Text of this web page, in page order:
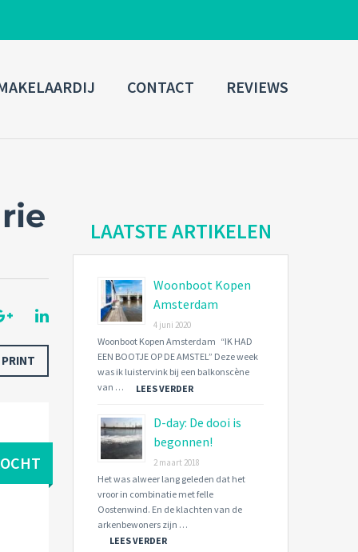
Username
Connect with:
Forgot
password? SIGN IN
Remember me
CONTACT REVIEWS
PRINT
LAATSTE ARTIKELEN
Woonboot Kopen
Amsterdam
4 juni 2020
Woonboot Kopen Amsterdam “IK HAD
EEN BOOTJE OP DE AMSTEL” Deze week
was ik luistervink bij een balkonscène
van …
LEES VERDER
D-day: De dooi is
begonnen!
2 maart 2018
Het was alweer lang geleden dat het
vroor in combinatie met felle
Oostenwind. En de klachten van de
arkenbewoners zijn …
LEES VERDER